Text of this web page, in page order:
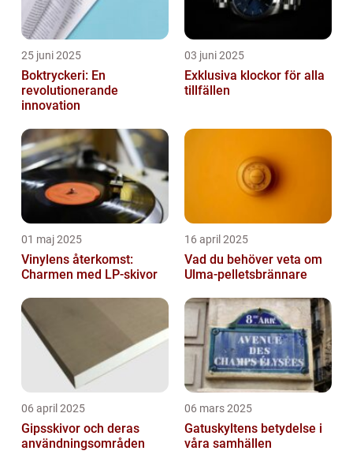
25 juni 2025
Boktryckeri: En
revolutionerande
innovation
03 juni 2025
Exklusiva klockor för alla
tillfällen
01 maj 2025
Vinylens återkomst:
Charmen med LP-skivor
16 april 2025
Vad du behöver veta om
Ulma-pelletsbrännare
06 april 2025
Gipsskivor och deras
användningsområden
06 mars 2025
Gatuskyltens betydelse i
våra samhällen